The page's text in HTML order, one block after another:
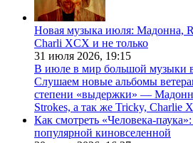
Новая музыка июля: Мадонна,
Charli XCX и не только
31 июля 2026, 19:15
В июле в мир большой музыки
Слушаем новые альбомы
степени «выдержки» —
Strokes, а так же Tricky, Charlie
Как смотреть «Человека-
популярной киновселенной